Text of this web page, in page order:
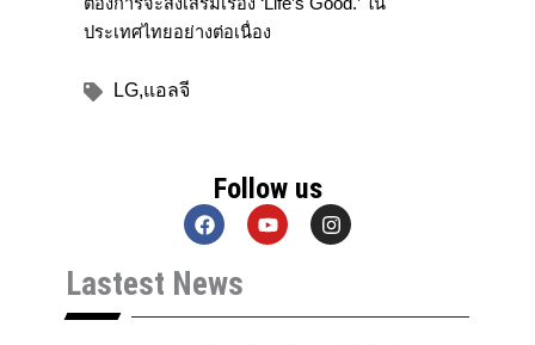
ประเทศไทยอย่างต่อเนื่อง
LG,แอลจี
Follow us
F
a
e
b
o
Y
o
b
I
n
g
Lastest News